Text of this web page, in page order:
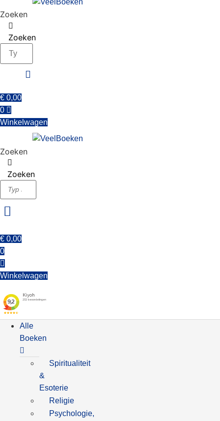
Zoeken
Zoeken
€ 0,00
0
Winkelwagen
Zoeken
Zoeken
€ 0,00
0
Winkelwagen
Alle
Boeken
Spiritualiteit
&
Esoterie
Religie
Psychologie,